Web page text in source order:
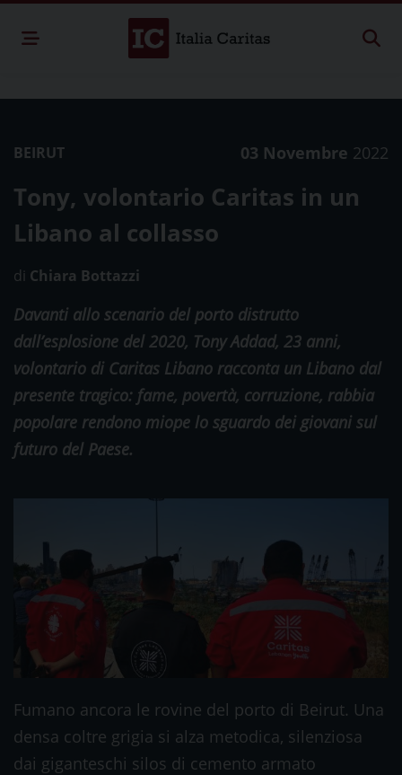
BEIRUT 03 Novembre 2022
Tony, volontario Caritas in un
Libano al collasso
di Chiara Bottazzi
Davanti allo scenario del porto distrutto
dall’esplosione del 2020, Tony Addad, 23 anni,
volontario di Caritas Libano racconta un Libano dal
presente tragico: fame, povertà, corruzione, rabbia
popolare rendono miope lo sguardo dei giovani sul
futuro del Paese.
Fumano ancora le rovine del porto di Beirut. Una
densa coltre grigia si alza metodica, silenziosa
dai giganteschi silos di cemento armato